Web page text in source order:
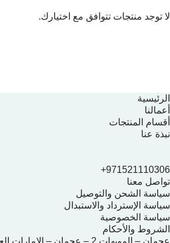
لا توجد منتجات تتوافق مع اختيارك.
الرئيسية
أعمالنا
أقسام المنتجات
نبذة عنا
971521110306+
تواصل معنا
سياسة الشحن والتوصيل
سياسة الإسترداد والاستبدال
سياسة الخصوصية
الشروط والأحكام
عجمان – المويهات 2 – عجمان – الإمارات العربية المتحدة